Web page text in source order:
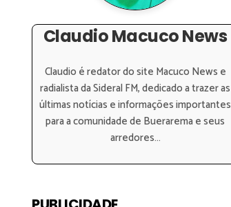
Claudio Macuco News
Claudio é redator do site Macuco News e
radialista da Sideral FM, dedicado a trazer as
últimas notícias e informações importantes
para a comunidade de Buerarema e seus
arredores...